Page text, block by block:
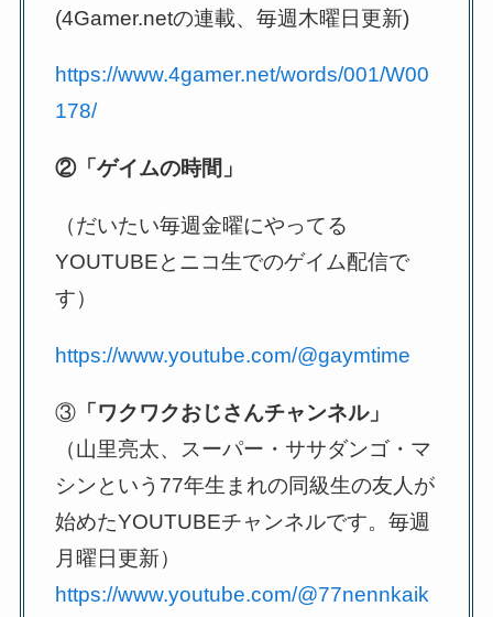
(4Gamer.netの連載、毎週木曜日更新)
https://www.4gamer.net/words/001/W00
178/
②「ゲイムの時間」
（だいたい毎週金曜にやってる
YOUTUBEとニコ生でのゲイム配信で
す）
https://www.youtube.com/@gaymtime
③ 「ワクワクおじさんチャンネル」
（山里亮太、スーパー・ササダンゴ・マ
シンという77年生まれの同級生の友人が
始めたYOUTUBEチャンネルです。毎週
月曜日更新）
https://www.youtube.com/@77nennkaik